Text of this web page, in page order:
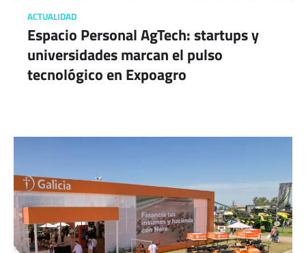
ACTUALIDAD
Espacio Personal AgTech: startups y
universidades marcan el pulso
tecnológico en Expoagro